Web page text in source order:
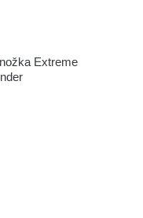
Extreme